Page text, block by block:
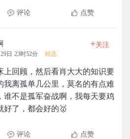
评论 点赞
日 23时52分 精选
+关注
上回顾，然后看肖大大的知识要
我离孤单几公里，莫名的有点难
谁不是孤军奋战啊，我每天要鸡
好了，都会好的🥇
评论 点赞